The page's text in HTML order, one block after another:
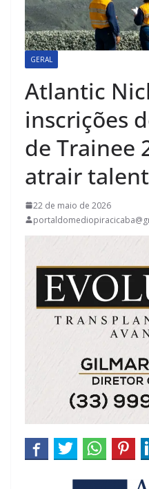
GERAL
Atlantic
inscrições
de Trainee
atrair
22 de maio de 2026